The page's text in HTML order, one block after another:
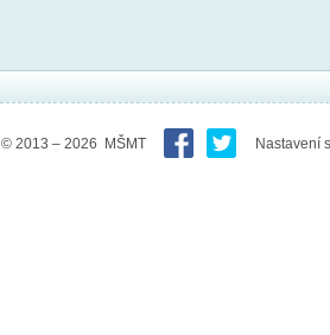
© 2013 – 2026 MŠMT Nastavení